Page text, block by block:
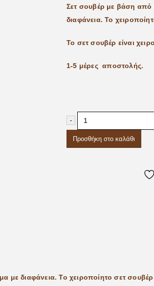
Σετ σουβέρ με βάση
διαφάνεια. Το
Το σετ σουβέρ είναι
1-5 μέρες αποστολής.
-
Προσθήκη στο καλάθι
διαφάνεια. Το χειροποίητο σετ σουβέρ